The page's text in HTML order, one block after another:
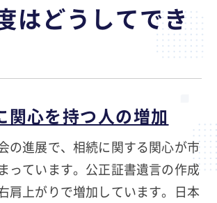
はどうしてでき
関心を持つ人の増加
の進展で、相続に関する関心が市
っています。公正証書遺言の作成
肩上がりで増加しています。日本